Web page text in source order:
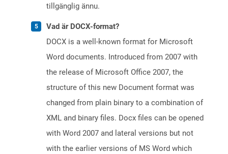
tillgänglig ännu.
Vad är DOCX-format?
DOCX is a well-known format for Microsoft
Word documents. Introduced from 2007 with
the release of Microsoft Office 2007, the
structure of this new Document format was
changed from plain binary to a combination of
XML and binary files. Docx files can be opened
with Word 2007 and lateral versions but not
with the earlier versions of MS Word which